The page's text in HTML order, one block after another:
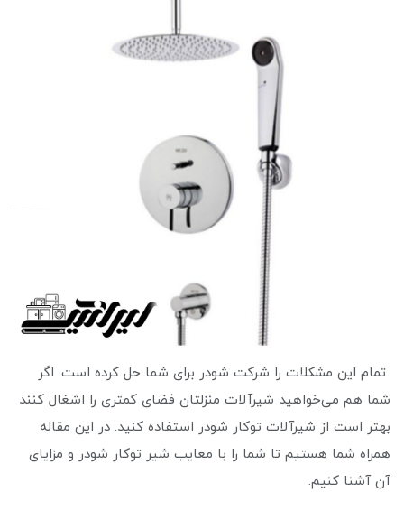
تمام این مشکلات را شرکت شودر برای شما حل کرده است. اگر
شما هم می‌خواهید شیرآلات منزلتان فضای کمتری را اشغال کنند
بهتر است از شیرآلات توکار شودر استفاده کنید. در این مقاله
همراه شما هستیم تا شما را با معایب شیر توکار شودر و مزایای
آن آشنا کنیم.